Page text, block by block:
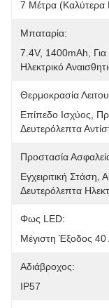
7 Μέτρα (καλύτερα
Μπαταρία:
7.4V, 1400mAh,
Ηλεκτρικό
Θερμοκρασία
Επίπεδο Ισχύος,
Δευτερόλεπτα
Προστασία
Εγχειριτική
Δευτερόλεπτα
Φως LED:
Μέγιστη Έξοδος 40
Αδιάβροχος:
IP57